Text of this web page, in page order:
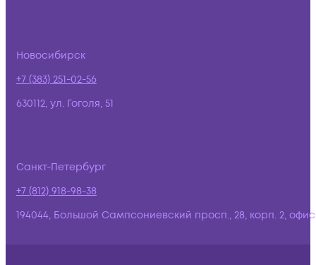
Новосибирск
+7 (383) 251-02-56
630112, ул. Гоголя, 51
Санкт-Петербург
+7 (812) 918-98-38
194044, Большой Сампсониевский просп., 28, корп. 2,